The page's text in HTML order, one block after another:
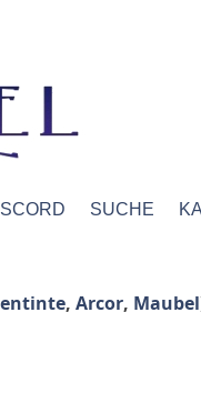
SUCHE
, Arcor, Maubel